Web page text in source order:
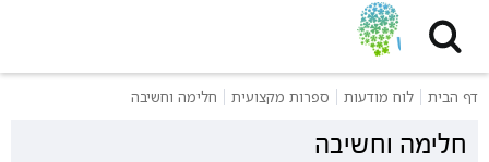
דף הבית לוח מודעות ספרות מקצועית חלימה וחשיבה
חלימה וחשיבה